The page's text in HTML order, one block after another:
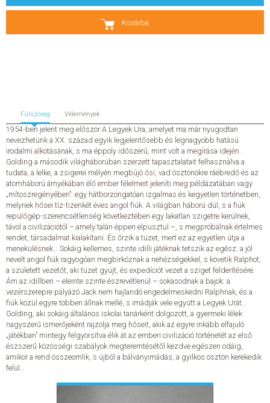
Kosárba
Fülszöveg Vélemények
1954-ben jelent meg először A Legyek Ura, amelyet ma már nyugodtan
nevezhetünk a XX. század egyik legjelentősebb és legnagyobb hatású
irodalmi alkotásának, s ma éppoly időszerű, mint volt a megírása idején.
Golding a második világháborúban szerzett tapasztalatait felhasználva a
tudata, a lelke, a zsigerei mélyén megbújó ősi, vad ösztönökre ráébredő és az
atomháború árnyékában élő ember félelmeit jeleníti meg példázatában vagy
„mítoszregényében”: egy hátborzongatóan izgalmas és kegyetlen történetben,
melynek hősei tíz-tizenkét éves angol fiúk. A világban háború dúl, s a fiúk
repülőgép-szerencsétlenség következtében egy lakatlan szigetre kerülnek,
távol a civilizációtól – amely talán éppen elpusztul –, s megpróbálnak értelmes
rendet, társadalmat kialakítani. És őrzik a tüzet, mert ez az egyetlen útja a
menekülésnek… Sokáig kellemes, szinte idilli játéknak tetszik az egész: a jól
nevelt angol fiúk ragyogóan megbirkóznak a nehézségekkel, s követik Ralphot,
a született vezetőt, aki tüzet gyújt, és expedíciót vezet a sziget felderítésére.
Ám az idillben – eleinte szinte észrevétlenül – sokasodnak a bajok: a
vezérszerepre pályázó Jack nem hajlandó engedelmeskedni Ralphnak, és a
fiúk közül egyre többen állnak mellé, s imádják vele együtt a Legyek Urát…
Golding, aki sokáig általános iskolai tanárként dolgozott, a gyermeki lélek
nagyszerű ismerőjeként rajzolja meg hőseit, akik az egyre inkább elfajuló
„játékban” mintegy felgyorsítva élik át az emberi civilizáció történetét az első
észszerű közösségi szabályok megteremtésétől kezdve egészen odáig,
amikor a rend összeomlik, s újból a bálványimádás, a gyilkos ösztön kerekedik
felül…
HÍREK
KAPCSOLAT
ELŐRENDELHETŐ KIADVÁNYOK
ÚJDONSÁGOK
ELŐRENDELÉSI TOPLISTA
KÍVÁNSÁG TOPLISTA
ELADÁSI SIKERLISTA
ÁLTALÁNOS SZERZŐDÉSI FELTÉTELEK
ADATKEZELÉSI ÉS ADATVÉDELMI SZABÁLYZAT